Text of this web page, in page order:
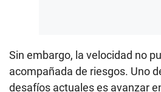
Sin embargo, la velocidad no
acompañada de riesgos. Uno
desafíos actuales es avanzar